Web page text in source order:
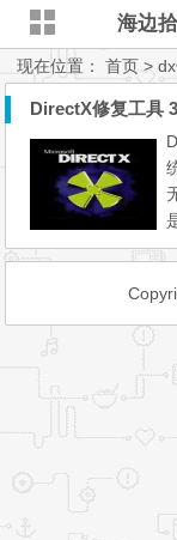
海边
现在位置：首页 >
DirectX修复工具